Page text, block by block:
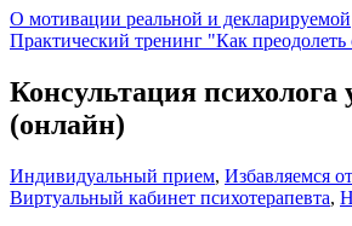
О мотивации реальной и декларируемой
Практический тренинг "Как преодолеть
Консультация психолога
(онлайн)
Индивидуальный прием, Избавляемся
Виртуальный кабинет психотерапевта,